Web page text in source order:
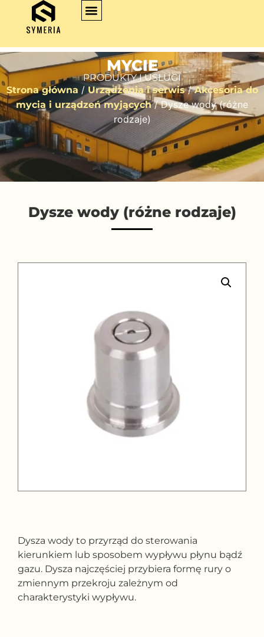
MYCIE
PRODUKTY I USŁUGI
Strona główna / Urządzenia i serwis/Akcesoria do
mycia i urządzeń myjących/ Dysze wody (różne
rodzaje)
Dysze wody (różne rodzaje)
Dysza wody to przyrząd do sterowania
kierunkiem lub sposobem wypływu płynu bądź
gazu. Dysza najczęściej przybiera formę rury o
zmiennym przekroju zależnym od
charakterystyki wypływu.